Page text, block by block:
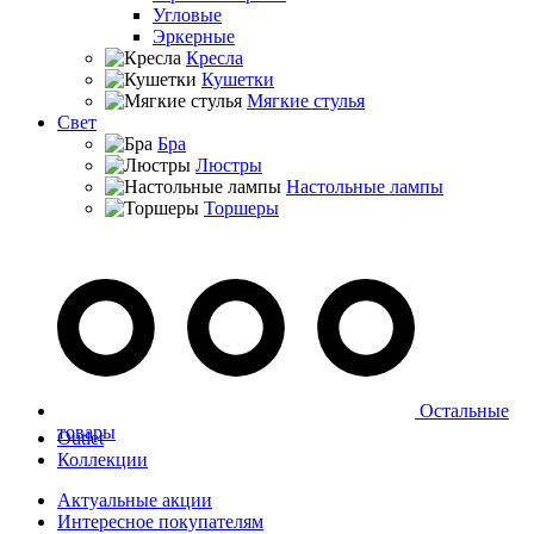
Угловые
Эркерные
Кресла
Кушетки
Мягкие стулья
Свет
Бра
Люстры
Настольные лампы
Торшеры
Остальные
товары
Outlet
Коллекции
Актуальные акции
Интересное покупателям